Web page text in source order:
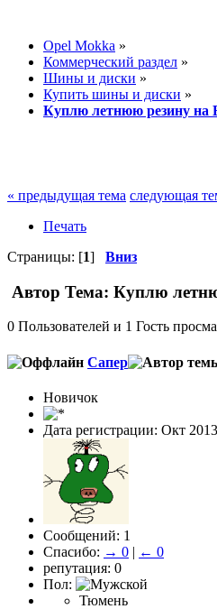
Opel Mokka »
Коммерческий раздел »
Шины и диски »
Купить шины и диски »
Куплю летнюю резину на
« предыдущая тема следующая
Печать
Страницы: [1] Вниз
Автор Тема: Куплю
0 Пользователей и 1 Гость
Сапер
Новичок
Дата регистрации: Окт 2013
Сообщений: 1
Спасибо: → 0 | ← 0
репутация: 0
Пол:
Тюмень